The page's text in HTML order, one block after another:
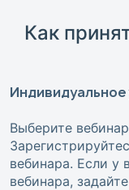
Как
Индивидуальное
Выберите
вебинара. Если у
вебинара,